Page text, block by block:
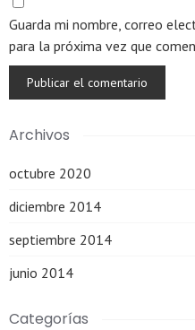
Guarda mi nombre, correo
para la próxima vez que
Archivos
octubre 2020
diciembre 2014
septiembre 2014
junio 2014
Categorías